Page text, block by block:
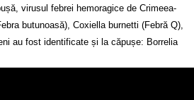
virusul febrei hemoragice de Crimeea-
butunoasă), Coxiella burnetti (Febră Q),
au fost identificate și la căpușe: Borrelia